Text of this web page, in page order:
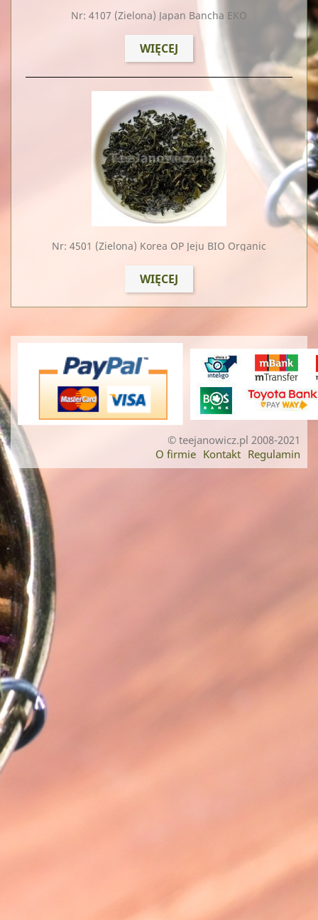
Nr: 4107 (zielona) Japan Bancha EKO
WIĘCEJ
Nr: 4501 (zielona) Korea OP Jeju BIO Organic
WIĘCEJ
© teejanowicz.pl 2008-2021
O firmie Kontakt Regulamin